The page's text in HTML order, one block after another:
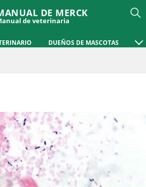
DE MERCK
de veterinaria
DUEÑOS DE MASCOTAS